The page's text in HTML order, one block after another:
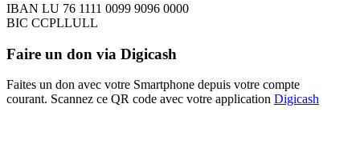
IBAN LU 76 1111 0099 9096 0000
BIC CCPLLULL
Faire un don via Digicash
Faites un don avec votre Smartphone depuis votre compte
courant. Scannez ce QR code avec votre application Digicash